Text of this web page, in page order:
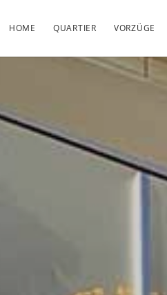
HOME QUARTIER VORZÜGE